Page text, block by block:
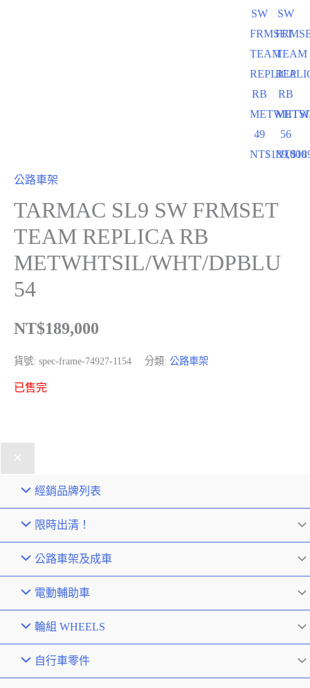
SW
FRMSET
TEAM
REPLICA
RB
49
NT$189,000
SW
TEAM
RB
56
NT$
公路車架
TARMAC SL9 SW FRMSET
TEAM REPLICA RB
METWHTSIL/WHT/DPBLU
54
NT$189,000
貨號: spec-frame-74927-1154 分類: 公路車架
已售完
經銷品牌列表
限時出清！
公路車架及成車
電動輔助車
輪組 WHEELS
自行車零件